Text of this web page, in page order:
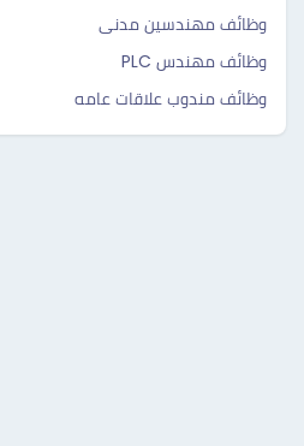
وظائف مهندسين مدنى
وظائف مهندس PLC
وظائف مندوب علاقات عامه